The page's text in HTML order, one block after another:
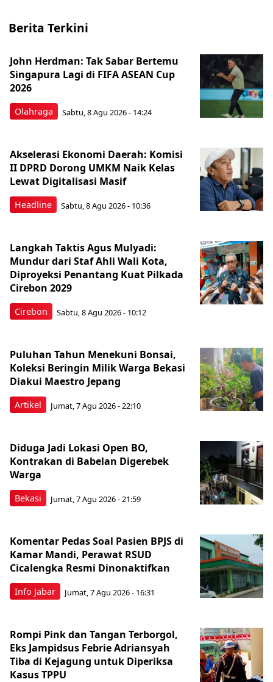
Berita Terkini
Olahraga
John Herdman: Tak Sabar Bertemu
Singapura Lagi di FIFA ASEAN Cup
2026
Sabtu, 8 Agu 2026 - 14:24
Headline
Akselerasi Ekonomi Daerah: Komisi
II DPRD Dorong UMKM Naik Kelas
Lewat Digitalisasi Masif
Sabtu, 8 Agu 2026 - 10:36
Cirebon
Langkah Taktis Agus Mulyadi:
Mundur dari Staf Ahli Wali Kota,
Diproyeksi Penantang Kuat Pilkada
Cirebon 2029
Sabtu, 8 Agu 2026 - 10:12
Artikel
Puluhan Tahun Menekuni Bonsai,
Koleksi Beringin Milik Warga Bekasi
Diakui Maestro Jepang
Jumat, 7 Agu 2026 - 22:10
Bekasi
Diduga Jadi Lokasi Open BO,
Kontrakan di Babelan Digerebek
Warga
Jumat, 7 Agu 2026 - 21:59
Info Jabar
Komentar Pedas Soal Pasien BPJS di
Kamar Mandi, Perawat RSUD
Cicalengka Resmi Dinonaktifkan
Jumat, 7 Agu 2026 - 16:31
Rompi Pink dan Tangan Terborgol,
Eks Jampidsus Febrie Adriansyah
Tiba di Kejagung untuk Diperiksa
Kasus TPPU